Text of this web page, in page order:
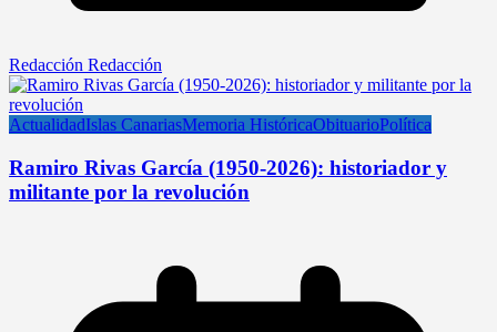
Redacción Redacción
ActualidadIslas CanariasMemoria HistóricaObituarioPolítica
Ramiro Rivas García (1950-2026): historiador y
militante por la revolución